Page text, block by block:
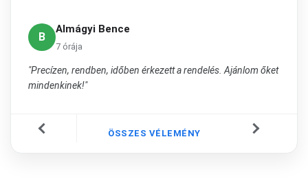
B
Almágyi Bence
7 órája
"Precízen, rendben, időben érkezett a rendelés. Ajánlom őket
mindenkinek!"
ÖSSZES VÉLEMÉNY